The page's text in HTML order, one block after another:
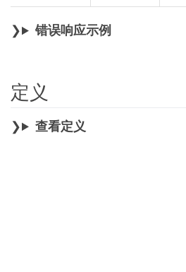
错误响应示例
定义
查看定义